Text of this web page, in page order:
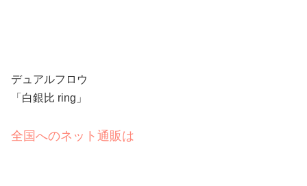
デュアルフロウ
「白銀比 ring」
全国へのネット通販は